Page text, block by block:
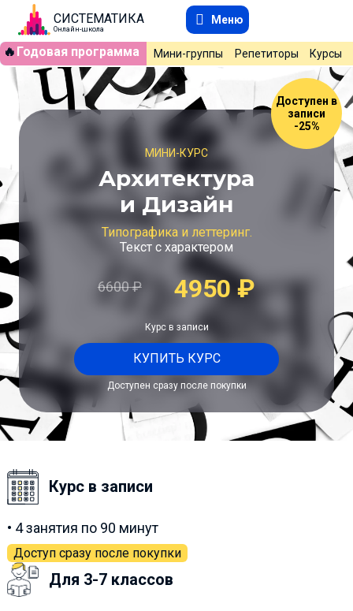
СИСТЕМАТИКА
Онлайн-школа
Меню
🔥 Годовая программа Мини-группы Репетиторы Курсы
Доступен в
записи
-25%
МИНИ-КУРС
Архитектура
и Дизайн
Типографика и леттеринг.
Текст с характером
6600₽ 4950 ₽
Курс в записи
КУПИТЬ КУРС
Доступен сразу после покупки
Курс в записи
• 4 занятия по 90 минут
Доступ сразу после покупки
Для 3-7 классов